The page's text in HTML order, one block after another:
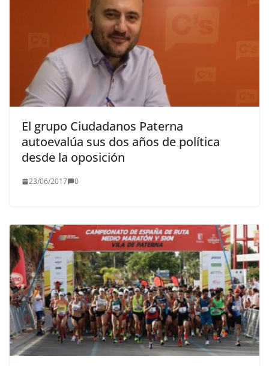
El grupo Ciudadanos Paterna
autoevalúa sus dos años de política
desde la oposición
23/06/2017 0